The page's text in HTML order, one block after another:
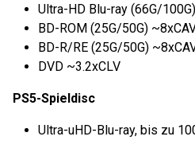
Ultra-HD Blu-ray (66G/
BD-ROM (25G/50G)
BD-R/RE (25G/50G)
DVD ~3.2xCLV
PS5-Spieldisc
Ultra-uHD-Blu-ray, bis zu